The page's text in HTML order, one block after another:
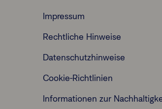
Impressum
Rechtliche Hinweise
Datenschutzhinweise
Cookie-Richtlinien
Informationen zur